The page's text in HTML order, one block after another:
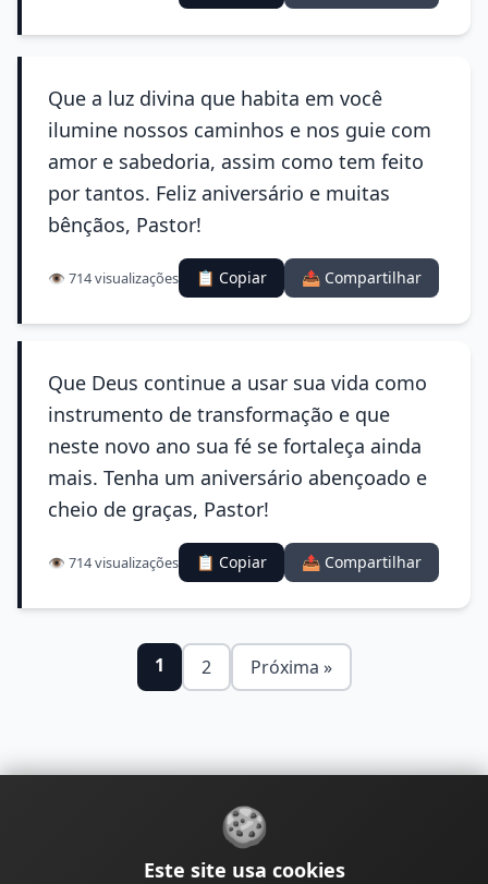
Que a luz divina que habita em você
ilumine nossos caminhos e nos guie com
amor e sabedoria, assim como tem feito
por tantos. Feliz aniversário e muitas
bênçãos, Pastor!
👁️ 714 visualizações 📋 Copiar 📤 Compartilhar
Que Deus continue a usar sua vida como
instrumento de transformação e que
neste novo ano sua fé se fortaleça ainda
mais. Tenha um aniversário abençoado e
cheio de graças, Pastor!
👁️ 714 visualizações 📋 Copiar 📤 Compartilhar
1 2 Próxima »
ContatoPolítica de Privacidade
🍪
Este site usa cookies